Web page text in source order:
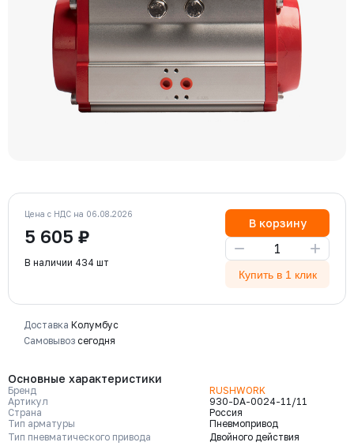
+7 (495) 215-24-81
Заказать звонок
zakaz325@ks-rus.com
Email для связи
Одинцово, Внуковская 9, пав. 31
Пункт выдачи заказов
Основные характеристики
Бренд
RUSHWORK
Артикул
930-DA-0024-11/11
Страна
Россия
Тип арматуры
Пневмопривод
Тип пневматического привода
Двойного действия
Цена с НДС на 06.08.2026
5 605 ₽
В наличии 434 шт
В корзину
− +
Купить в 1 клик
Доставка Колумбус
Самовывоз сегодня